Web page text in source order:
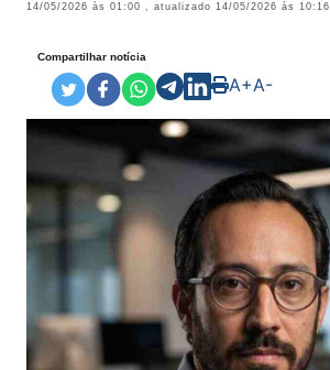
14/05/2026 às 01:00 , atualizado 14/05/2026 às 10:16
Compartilhar notícia
A+A-